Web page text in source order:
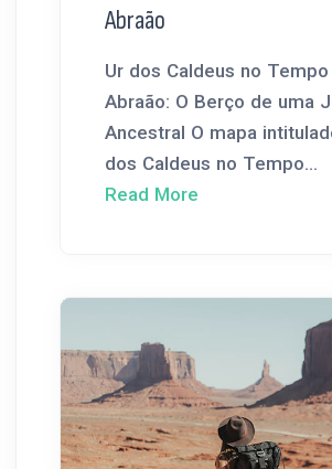
Abraão
Ur dos Caldeus no
Abraão: O Berço de uma
Ancestral O mapa
dos Caldeus no Tempo...
Read More